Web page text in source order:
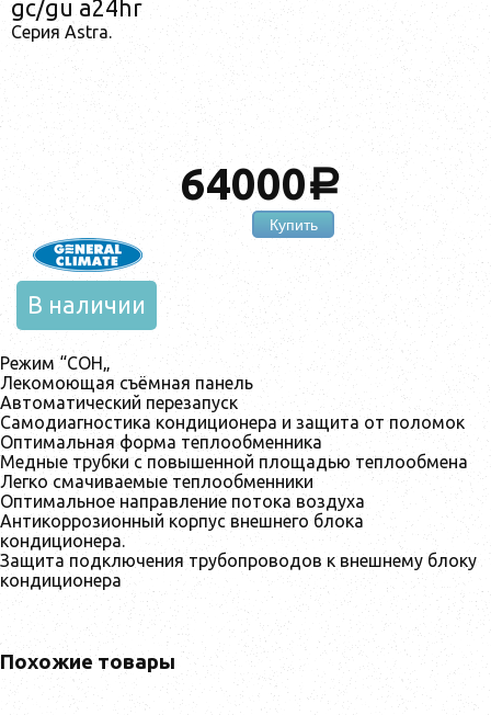
gc/gu a24hr
Серия Astra.
64000a
Купить
В наличии
Режим “СОН„
Лекомоющая съёмная панель
Автоматический перезапуск
Самодиагностика кондиционера и защита от поломок
Оптимальная форма теплообменника
Медные трубки с повышенной площадью теплообмена
Легко смачиваемые теплообменники
Оптимальное направление потока воздуха
Антикоррозионный корпус внешнего блока
кондиционера.
Защита подключения трубопроводов к внешнему блоку
кондиционера
Похожие товары